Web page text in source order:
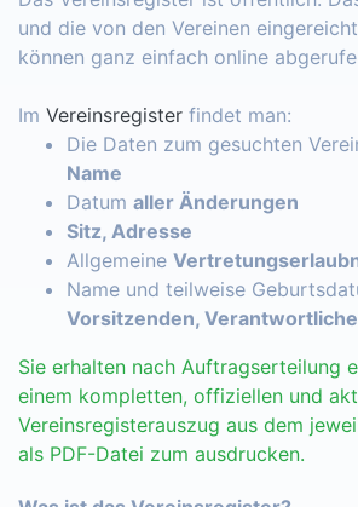
und die von den Vereinen
können ganz einfach online
Im Vereinsregister findet man:
Die Daten zum gesuchten
Name
Datum aller Änderungen
Sitz, Adresse
Allgemeine
Name und teilweise
Vorsitzenden,
Sie erhalten nach Auftragserteilung
einem kompletten, offiziellen und
Vereinsregisterauszug aus dem
als PDF-Datei zum ausdrucken.